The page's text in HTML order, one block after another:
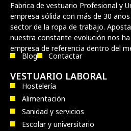
Fabrica de vestuario Profesional y
empresa sólida con más de 30
sector de la ropa de trabajo.
nuestra constante evolución nos
empresa de referencia dentro del
Blog Contactar
VESTUARIO LABORAL
Hostelería
Alimentación
Sanidad y servicios
Escolar y universitario